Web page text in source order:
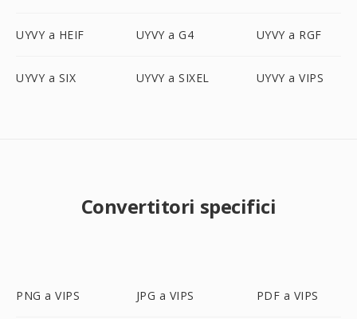
UYVY a HEIF UYVY a G4 UYVY a RGF
UYVY a SIX UYVY a SIXEL UYVY a VIPS
Convertitori specifici
PNG a VIPS JPG a VIPS PDF a VIPS